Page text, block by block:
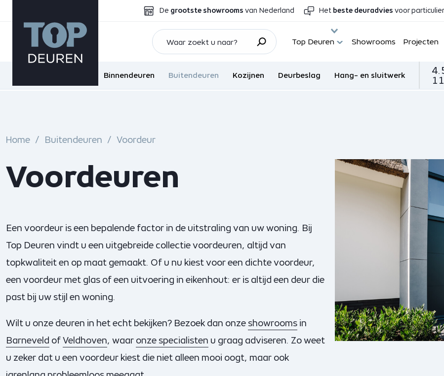
De grootste showrooms van Nederland Het beste deuradvies voor
Top Deuren Showrooms Projecten
Binnendeuren Buitendeuren Kozijnen Deurbeslag Hang- en sluitwerk
Home Buitendeuren Voordeur
Voordeuren
Een voordeur is een bepalende factor in de uitstraling van uw woning. Bij
Top Deuren vindt u een uitgebreide collectie voordeuren, altijd van
topkwaliteit en op maat gemaakt. Of u nu kiest voor een dichte voordeur,
een voordeur met glas of een uitvoering in eikenhout: er is altijd een deur die
past bij uw stijl en woning.
Wilt u onze deuren in het echt bekijken? Bezoek dan onze showrooms in
Barneveld ofVeldhoven, waar onze specialisten u graag adviseren. Zo weet
u zeker dat u een voordeur kiest die niet alleen mooi oogt, maar ook